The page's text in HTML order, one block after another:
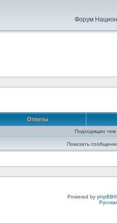
Форум
Ответы
Подходящих
Показать
Powered by phpBB